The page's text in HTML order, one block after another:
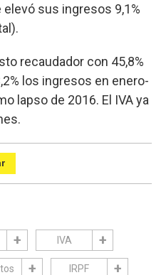
sus ingresos 9,1%
recaudador con 45,8%
los ingresos en enero-
lapso de 2016. El IVA ya
IVA
IRPF